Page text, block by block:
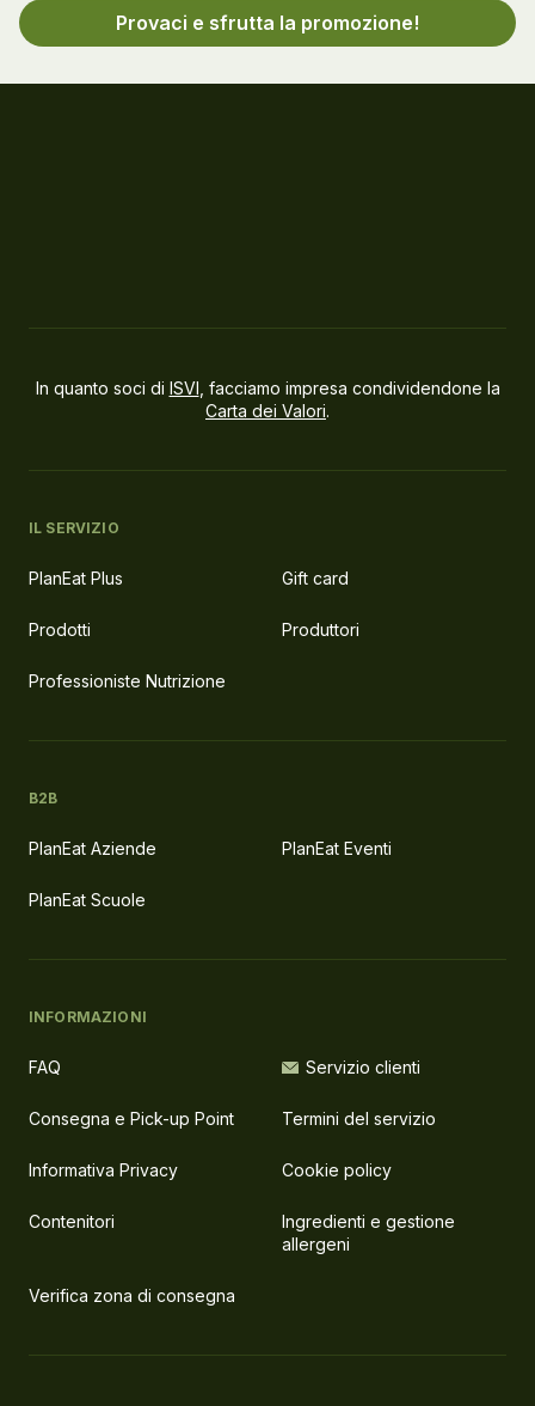
Provaci e sfrutta la promozione!
In quanto soci di ISVI , facciamo impresa condividendone la
Carta dei Valori.
IL SERVIZIO
PlanEat Plus Gift card
Prodotti Produttori
Professioniste Nutrizione
B2B
PlanEat Aziende PlanEat Eventi
PlanEat Scuole
INFORMAZIONI
FAQ Servizio clienti
Consegna e Pick-up Point Termini del servizio
Informativa Privacy Cookie policy
Contenitori
Ingredienti e gestione
allergeni
Verifica zona di consegna